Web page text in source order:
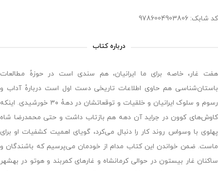
کد شابک: 9786004903806
درباره کتاب
هفت غار، خاصه برای ما ایرانیان، هم سندی است در حوزهٔ مطالعات
باستان‌شناسی هم حاوی اطلاعات تاریخی دست اول است دربارهٔ آداب و
رسوم و سلوک ایرانیان و خلقیات و توقعاتشان در دههٔ ۳۰ خورشیدی. اینکه
کاوش‌های کوون در جراید آن دهه هم بازتاب داشت و حتی محمدرضا شاه
پهلوی با وسواس روند کار را دنبال می‌کرد، گویای اهمیت کشفیات او برای
ماست. ضمن خواندن این کتاب مدام از خودمان می‌پرسیم که باشندگان و
ساکنان غار بیستون در حوالی کرمانشاه و غارهای کمربند و هوتو در بهشهر